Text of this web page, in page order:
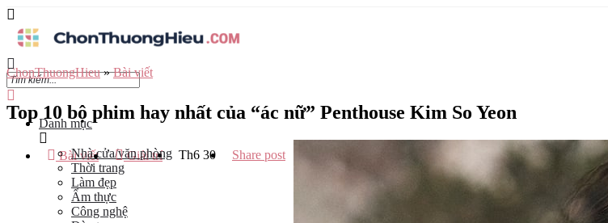
Danh mục
Nhà cửa/văn phòng
Thời trang
Làm đẹp
Ẩm thực
Công nghệ
ChonThuongHieu»Bài viết
Top 10 bộ phim hay nhất của “ác nữ” Penthouse Kim So Yeon
Bài viết Giải trí Th6 30 Share post